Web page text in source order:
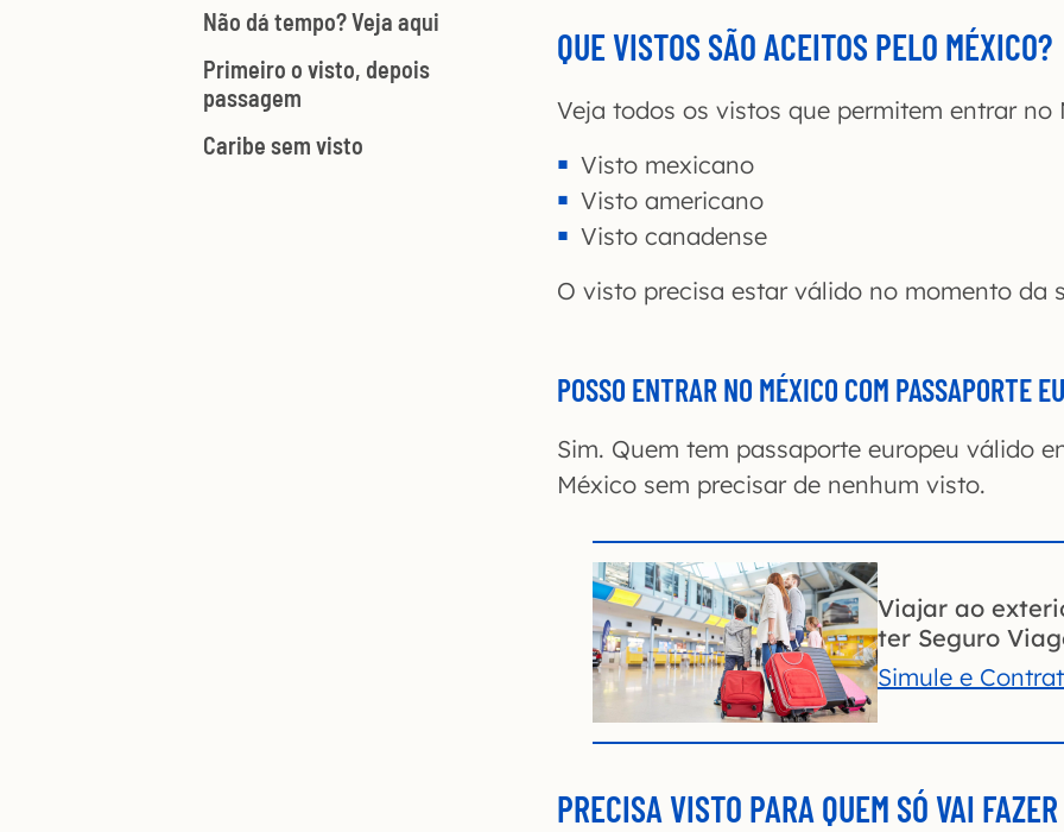
Não dá tempo? Veja aqui
Primeiro o visto, depois
passagem
Caribe sem visto
QUE VISTOS SÃO ACEITOS PELO MÉXICO?
Veja todos os vistos que permitem entrar no
Visto mexicano
Visto americano
Visto canadense
O visto precisa estar válido no momento da
POSSO ENTRAR NO MÉXICO COM PASSAPORTE
Sim. Quem tem passaporte europeu válido
México sem precisar de nenhum visto.
Viajar ao
ter Seguro
Simule e
PRECISA VISTO PARA QUEM SÓ VAI